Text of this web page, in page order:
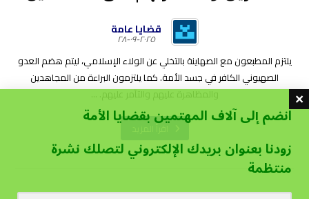
قضايا عامة
٢٠٢٥-٠٩-٢٨
يلتزم المطبعون مع الصهاينة بالتخلي عن الولاء الإسلامي، ليتم هضم العدو
الصهيوني الكافر في جسد الأمة. كما يلتزمون البراءة من المجاهدين
والمظاهرة عليهم والتآمر عليهم. ...
اقرأ المزيد
انضم إلى آلاف المهتمين بقضايا الأمة
زودنا بعنوان بريدك الإلكتروني لتصلك نشرة
منتظمة